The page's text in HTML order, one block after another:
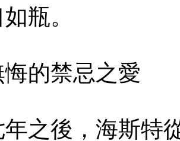
瓶。
悔的禁忌之愛
年之後，海斯特